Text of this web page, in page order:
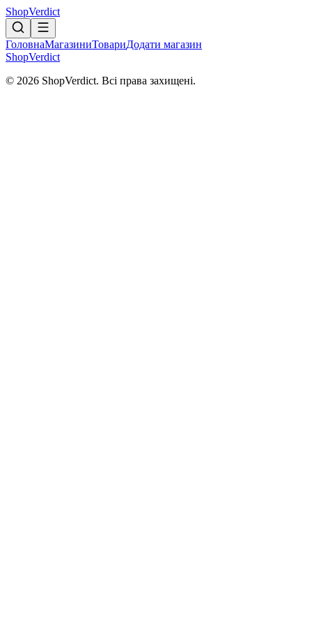
ShopVerdict
ГоловнаМагазиниТовариДодати магазин
ShopVerdict
© 2026 ShopVerdict. Всі права захищені.